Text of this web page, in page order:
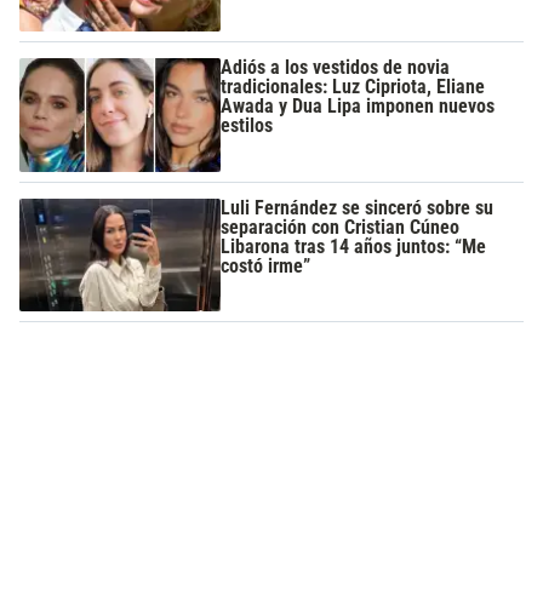
Adiós a los vestidos de novia
tradicionales: Luz Cipriota, Eliane
Awada y Dua Lipa imponen nuevos
estilos
Luli Fernández se sinceró sobre su
separación con Cristian Cúneo
Libarona tras 14 años juntos: “Me
costó irme”